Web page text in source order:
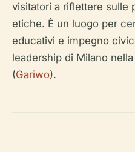
visitatori a riflettere sulle
etiche. È un luogo per
educativi e impegno
leadership di Milano
(Gariwo).